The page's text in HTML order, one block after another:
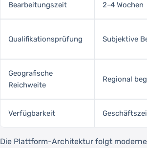
Bearbeitungszeit 2-4 Wochen
Qualifikationsprüfung Subjektive
Geografische
Reichweite
Regional
Verfügbarkeit
Die Plattform-Architektur folgt